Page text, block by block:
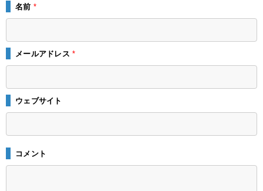
名前 *
メールアドレス*
ウェブサイト
コメント